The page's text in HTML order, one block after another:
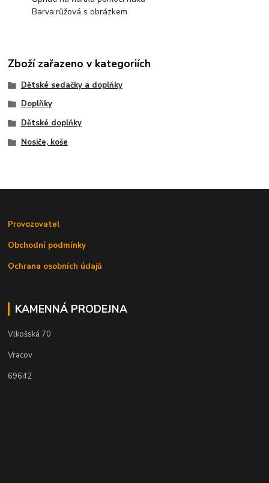
Barva:růžová s obrázkem
Zboží zařazeno v kategoriích
Dětské sedačky a doplňky
Doplňky
Dětské doplňky
Nosiče, koše
Provozovatel
Obchodní podmínky
Ochrana osobních údajů
KAMENNÁ PRODEJNA
Vlkošská 70
Vracov
69642